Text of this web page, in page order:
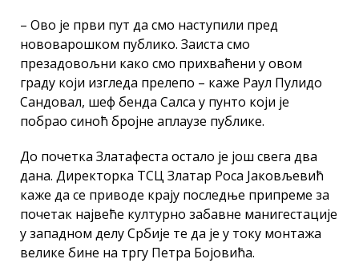
– Ово је први пут да смо наступили пред
нововарошком публико. Заиста смо
презадовољни како смо прихваћени у овом
граду који изгледа прелепо – каже Раул Пулидо
Сандовал, шеф бенда Салса y пунто који је
побрао синоћ бројне аплаузе публике.
До почетка Златафеста остало је још свега два
дана. Директорка ТСЦ Златар Роса Јаковљевић
каже да се приводе крају последње припреме за
почетак највеће културно забавне манигестације
у западном делу Србије те да је у току монтажа
велике бине на тргу Петра Бојовића.